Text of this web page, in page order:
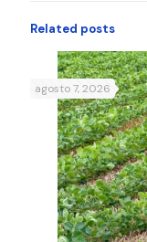
Related posts
agosto 7, 2026